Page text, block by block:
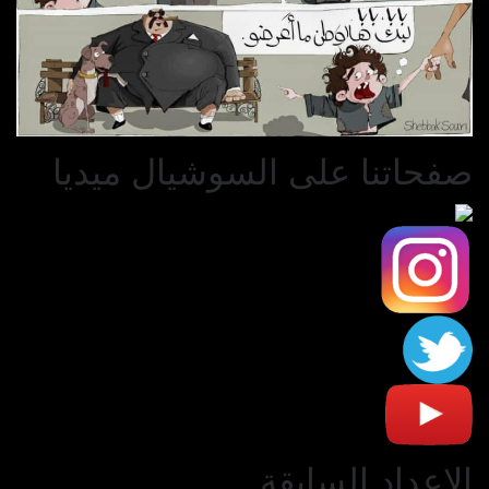
صفحاتنا على السوشيال ميديا